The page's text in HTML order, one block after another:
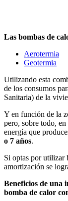
Las bombas de
Aerotermia
Geotermia
Utilizando esta
de los consumos
Sanitaria) de la
Y en función de la
pero, sobre todo,
energía que
o 7 años.
Si optas por utilizar
amortización se
Beneficios de una
bomba de calor